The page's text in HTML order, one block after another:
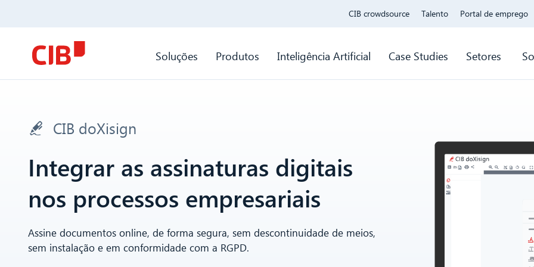
CIB crowdsource Talento Portal de emprego
Soluções Produtos Inteligência Artificial Case Studies Setores
CIB doXisign
Integrar as assinaturas digitais
nos processos empresariais
Assine documentos online, de forma segura, sem descontinuidade de meios,
sem instalação e em conformidade com a RGPD.